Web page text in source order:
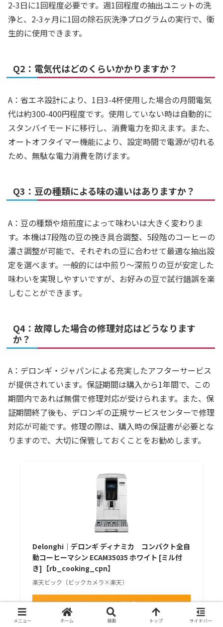
2-3日に1回程度必要です。週1回程度の抽出ユニットの洗
浄と、2-3ヶ月に1回の除石灰洗浄プログラムの実行で、衛
生的に使用できます。
Q2：電気代はどのくらいかかりますか？
A：省エネ設計により、1日3-4杯使用した場合の月間電気
代は約300-400円程度です。使用していない時は自動的に
スタンバイモードに移行し、消費電力を抑えます。また、
オートオフタイマー機能により、設定時間で電源が切れる
ため、無駄な電力消費を防げます。
Q3：豆の種類による味の違いはありますか？
A：豆の種類や焙煎度によって味わいは大きく変わりま
す。本機は7段階の豆の挽き具合調整、5段階のコーヒーの
濃さ調整が可能で、それぞれの豆に合わせて最適な抽出設
定を選べます。一般的には中煎り～深煎りの豆が安定した
味わいを実現しやすいですが、お好みの豆で試行錯誤を楽
しむことができます。
Q4：故障した場合の修理対応はどうなります
か？
A：デロンギ・ジャパンによる充実したアフターサービス
が提供されています。保証期間は購入から1年間で、この
期間内であれば無償で修理対応が受けられます。また、保
証期間終了後も、デロンギの正規サービスセンターで修理
対応が可能です。修理の際は、購入時の保証書が必要とな
りますので、大切に保管しておくことをお勧めします。
Delonghi｜デロンギ ディナミカ コンパクト全自
動コーヒーマシン ECAM35035 ホワイト [ミル付
き]【rb_cooking_cpn】
楽天ビック（ビックカメラ×楽天）
Amazonで購入
メニュー ホーム 検索 トップ サイドバー